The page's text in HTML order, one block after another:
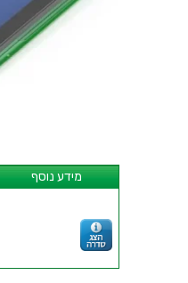
מידע נוסף